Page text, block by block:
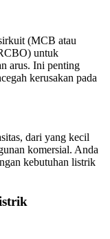
(MCB atau
untuk
arus. Ini penting
kerusakan pada
dari yang kecil
komersial. Anda
kebutuhan listrik